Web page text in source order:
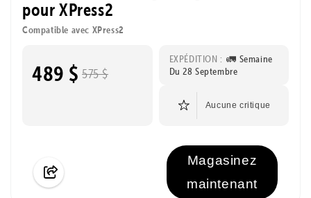
pour XPress2
Compatible avec XPress2
489 $ 575 $
EXPÉDITION : 🚛 Semaine
Du 28 Septembre
Aucune critique
Magasinez
maintenant